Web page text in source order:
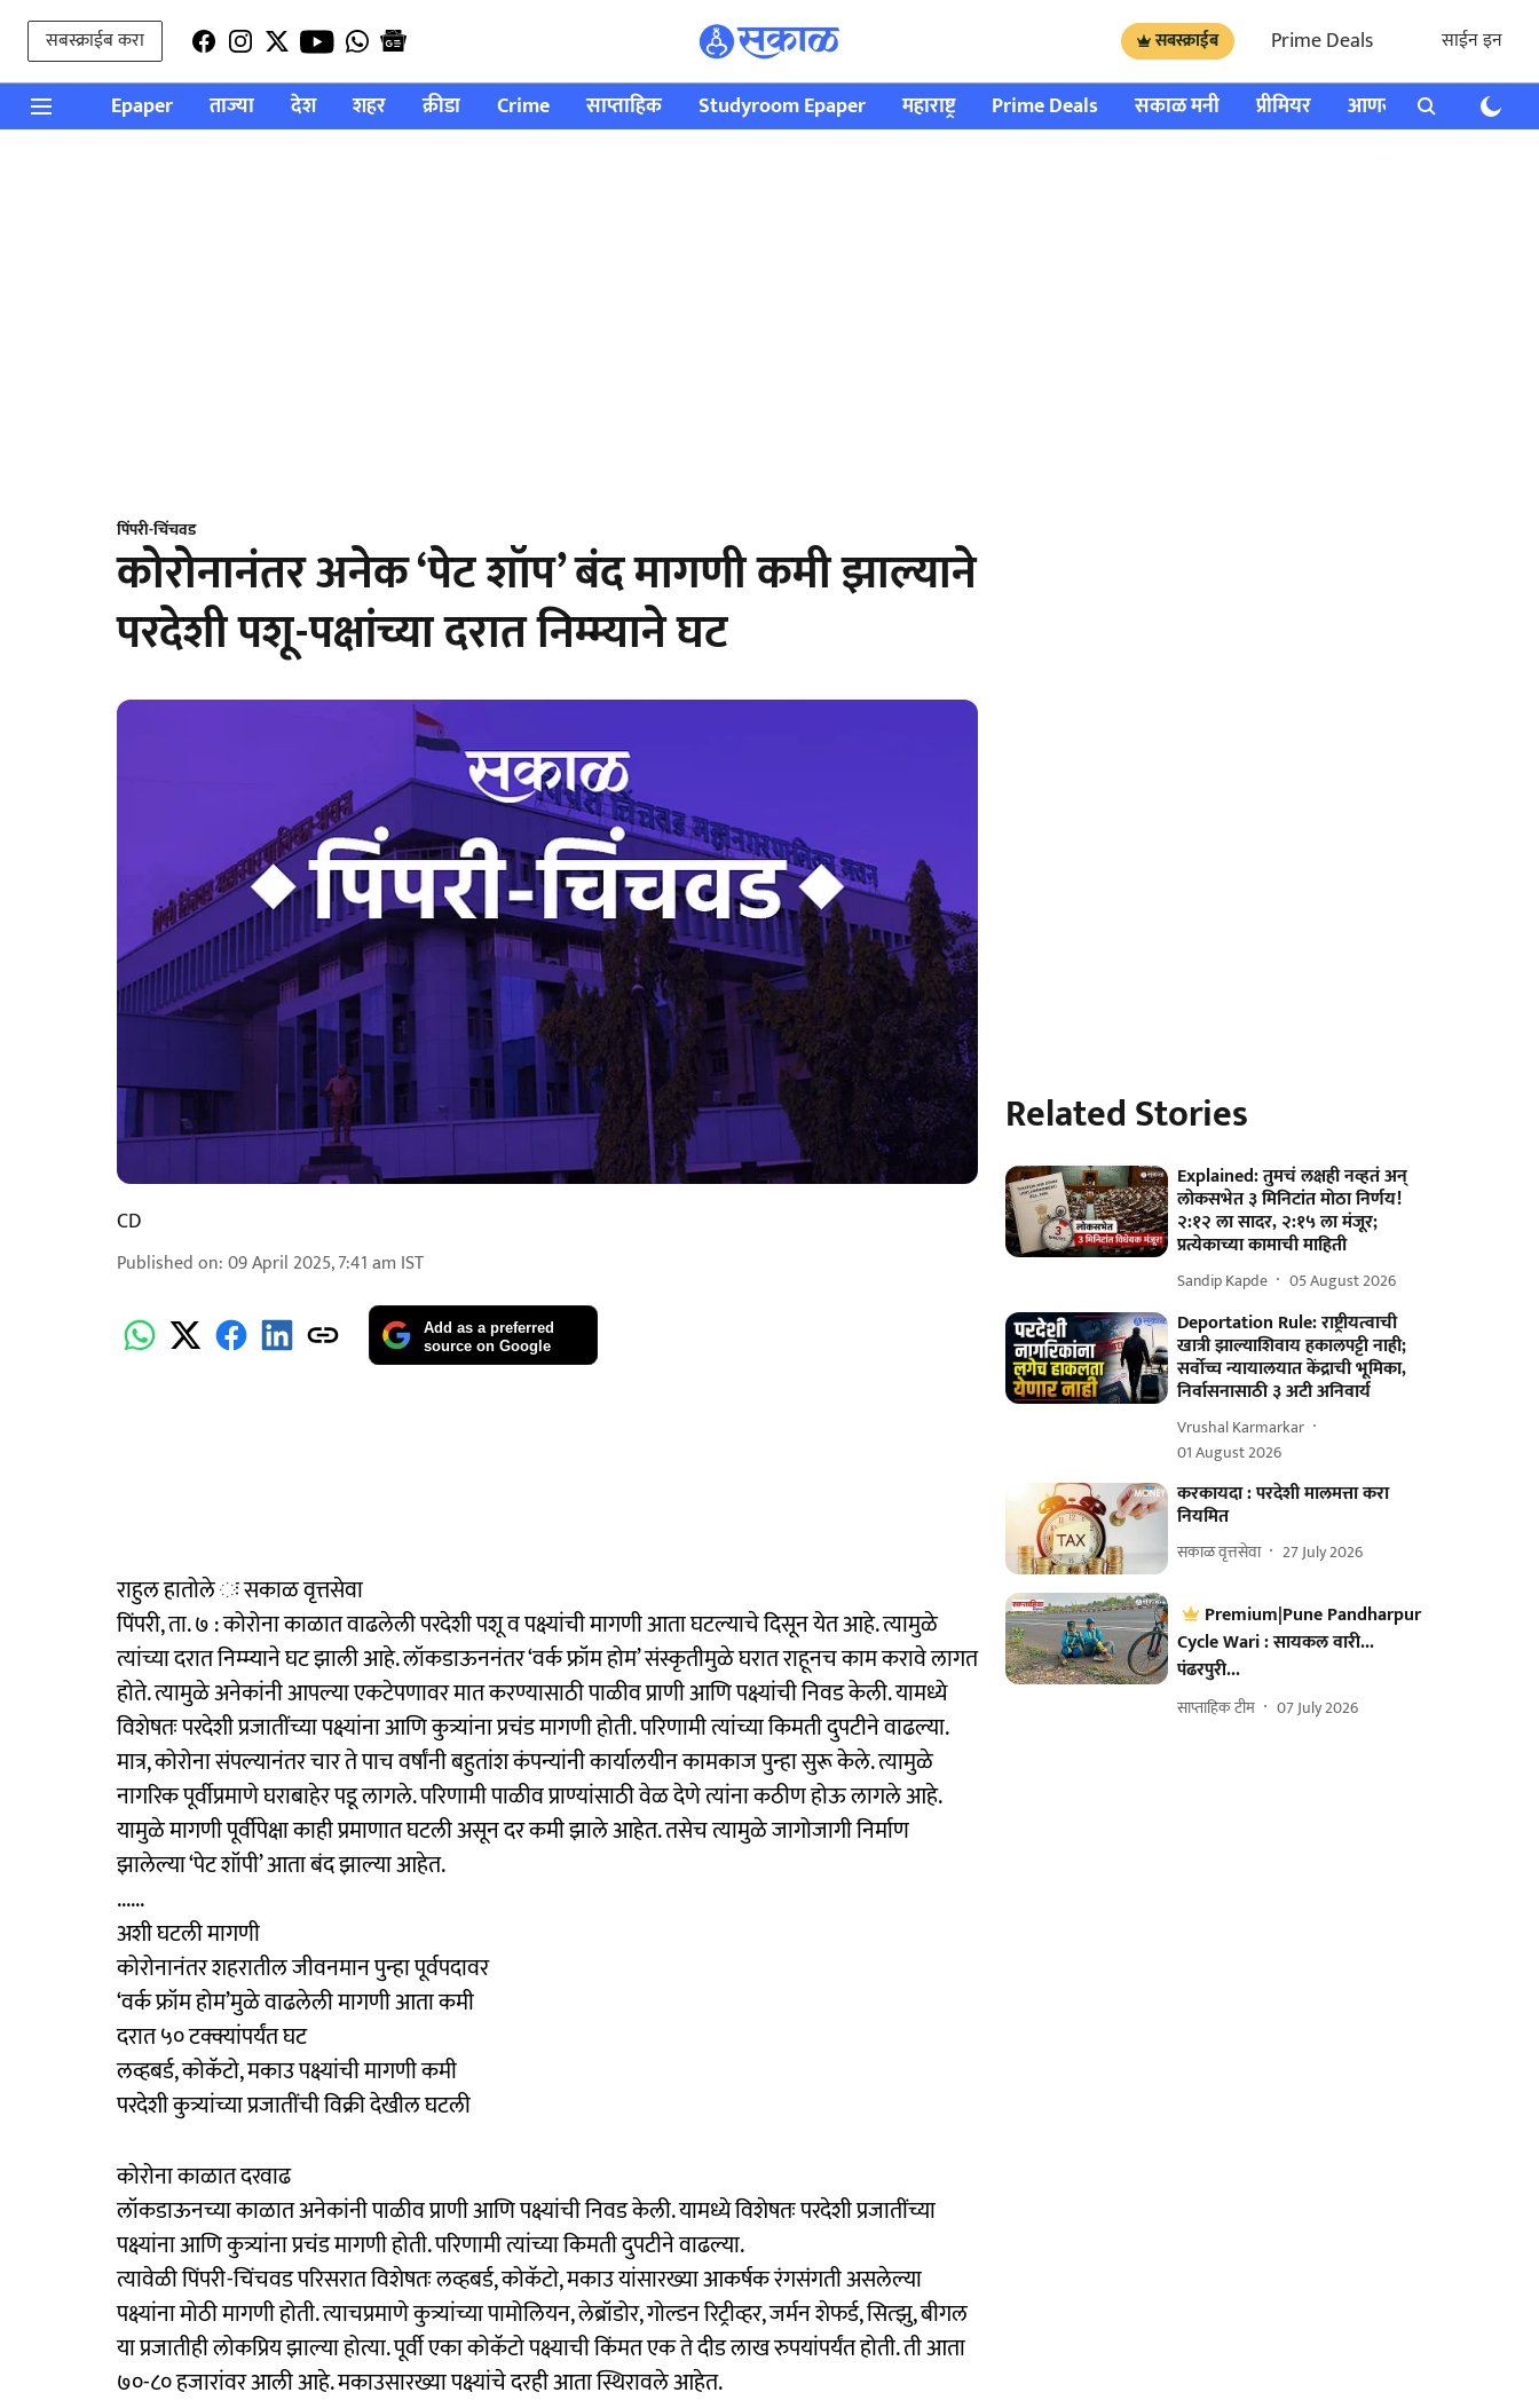
सबस्क्राईब करा सबस्क्राईब Prime Deals साईन इन
Epaper ताज्या देश शहर क्रीडा Crime साप्ताहिक Studyroom Epaper महाराष्ट्र Prime Deals सकाळ मनी प्रीमियर आणखी राशी भविष्य
पिंपरी-चिंचवड
कोरोनानंतर अनेक ‘पेट शॉप’ बंद मागणी कमी झाल्याने
परदेशी पशू-पक्षांच्या दरात निम्म्याने घट
CD
Published on:09 April 2025, 7:41 am IST
Add as a preferred
source on Google
राहुल हातोले ः सकाळ वृत्तसेवा
पिंपरी, ता. ७ : कोरोना काळात वाढलेली परदेशी पशू व पक्ष्यांची मागणी आता घटल्याचे दिसून येत आहे. त्यामुळे
त्यांच्या दरात निम्म्याने घट झाली आहे. लॉकडाऊननंतर ‘वर्क फ्रॉम होम’ संस्कृतीमुळे घरात राहूनच काम करावे लागत
होते. त्यामुळे अनेकांनी आपल्या एकटेपणावर मात करण्यासाठी पाळीव प्राणी आणि पक्ष्यांची निवड केली. यामध्ये
विशेषतः परदेशी प्रजातींच्या पक्ष्यांना आणि कुत्र्यांना प्रचंड मागणी होती. परिणामी त्यांच्या किमती दुपटीने वाढल्या.
मात्र, कोरोना संपल्यानंतर चार ते पाच वर्षांनी बहुतांश कंपन्यांनी कार्यालयीन कामकाज पुन्हा सुरू केले. त्यामुळे
नागरिक पूर्वीप्रमाणे घराबाहेर पडू लागले. परिणामी पाळीव प्राण्यांसाठी वेळ देणे त्यांना कठीण होऊ लागले आहे.
यामुळे मागणी पूर्वीपेक्षा काही प्रमाणात घटली असून दर कमी झाले आहेत. तसेच त्यामुळे जागोजागी निर्माण
झालेल्या ‘पेट शॉपी’ आता बंद झाल्या आहेत.
......
अशी घटली मागणी
कोरोनानंतर शहरातील जीवनमान पुन्हा पूर्वपदावर
‘वर्क फ्रॉम होम’मुळे वाढलेली मागणी आता कमी
दरात ५० टक्क्यांपर्यंत घट
लव्हबर्ड, कोकॅटो, मकाउ पक्ष्यांची मागणी कमी
परदेशी कुत्र्यांच्या प्रजातींची विक्री देखील घटली
कोरोना काळात दरवाढ
लॉकडाऊनच्या काळात अनेकांनी पाळीव प्राणी आणि पक्ष्यांची निवड केली. यामध्ये विशेषतः परदेशी प्रजातींच्या
पक्ष्यांना आणि कुत्र्यांना प्रचंड मागणी होती. परिणामी त्यांच्या किमती दुपटीने वाढल्या.
त्यावेळी पिंपरी-चिंचवड परिसरात विशेषतः लव्हबर्ड, कोकॅटो, मकाउ यांसारख्या आकर्षक रंगसंगती असलेल्या
पक्ष्यांना मोठी मागणी होती. त्याचप्रमाणे कुत्र्यांच्या पामोलियन, लेब्रॉडोर, गोल्डन रिट्रीव्हर, जर्मन शेफर्ड, सित्झु, बीगल
या प्रजातीही लोकप्रिय झाल्या होत्या. पूर्वी एका कोकॅटो पक्ष्याची किंमत एक ते दीड लाख रुपयांपर्यंत होती. ती आता
७०-८० हजारांवर आली आहे. मकाउसारख्या पक्ष्यांचे दरही आता स्थिरावले आहेत.
Related Stories
Explained: तुमचं लक्षही नव्हतं अन्
लोकसभेत ३ मिनिटांत मोठा निर्णय!
२:१२ ला सादर, २:१५ ला मंजूर;
प्रत्येकाच्या कामाची माहिती
Sandip Kapde 05 August 2026
Deportation Rule: राष्ट्रीयत्वाची
खात्री झाल्याशिवाय हकालपट्टी नाही;
सर्वोच्च न्यायालयात केंद्राची भूमिका,
निर्वासनासाठी ३ अटी अनिवार्य
Vrushal Karmarkar
01 August 2026
करकायदा : परदेशी मालमत्ता करा
नियमित
सकाळ वृत्तसेवा 27 July 2026
Premium|Pune Pandharpur
Cycle Wari : सायकल वारी...
पंढरपुरी...
साप्ताहिक टीम 07 July 2026